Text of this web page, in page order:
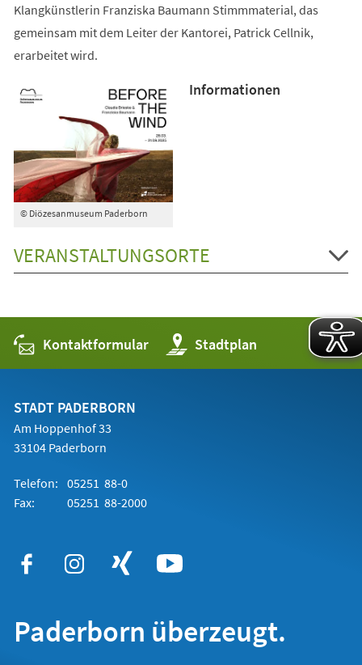
Klangkünstlerin Franziska Baumann Stimmmaterial, das
gemeinsam mit dem Leiter der Kantorei, Patrick Cellnik,
erarbeitet wird.
© Diözesanmuseum Paderborn
Informationen
VERANSTALTUNGSORTE
Kontaktformular Stadtplan
(Öffnet
in
einem
STADT PADERBORN
Am Hoppenhof 33
33104 Paderborn
Telefon: 05251 88-0
Fax:
05251 88-2000
Paderborn überzeugt.